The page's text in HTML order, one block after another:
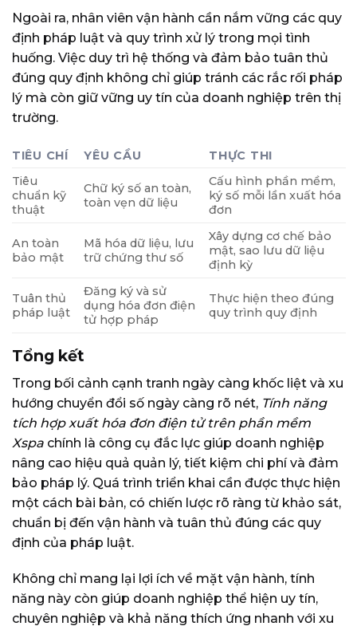
Ngoài ra, nhân viên vận hành cần nắm vững các quy
định pháp luật và quy trình xử lý trong mọi tình
huống. Việc duy trì hệ thống và đảm bảo tuân thủ
đúng quy định không chỉ giúp tránh các rắc rối pháp
lý mà còn giữ vững uy tín của doanh nghiệp trên thị
trường.
TIÊU CHÍ YÊU CẦU
THỰC THI
Tiêu
chuẩn kỹ
thuật
Chữ ký số an toàn,
toàn vẹn dữ liệu
Cấu hình phần mềm,
ký số mỗi lần xuất hóa
đơn
An toàn
bảo mật
Mã hóa dữ liệu, lưu
trữ chứng thư số
Xây dựng cơ chế bảo
mật, sao lưu dữ liệu
định kỳ
Tuân thủ
pháp luật
Đăng ký và sử
dụng hóa đơn điện
tử hợp pháp
Thực hiện theo đúng
quy trình quy định
Tổng kết
Trong bối cảnh cạnh tranh ngày càng khốc liệt và xu
hướng chuyển đổi số ngày càng rõ nét, Tính năng
tích hợp xuất hóa đơn điện tử trên phần mềm
Xspa chính là công cụ đắc lực giúp doanh nghiệp
nâng cao hiệu quả quản lý, tiết kiệm chi phí và đảm
bảo pháp lý. Quá trình triển khai cần được thực hiện
một cách bài bản, có chiến lược rõ ràng từ khảo sát,
chuẩn bị đến vận hành và tuân thủ đúng các quy
định của pháp luật.
Không chỉ mang lại lợi ích về mặt vận hành, tính
năng này còn giúp doanh nghiệp thể hiện uy tín,
chuyên nghiệp và khả năng thích ứng nhanh với xu